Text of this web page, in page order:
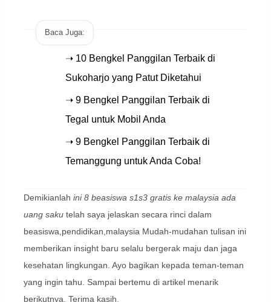
Baca Juga:
➝ 10 Bengkel Panggilan Terbaik di
Sukoharjo yang Patut Diketahui
➝ 9 Bengkel Panggilan Terbaik di
Tegal untuk Mobil Anda
➝ 9 Bengkel Panggilan Terbaik di
Temanggung untuk Anda Coba!
Demikianlah ini 8 beasiswa s1s3 gratis ke malaysia ada
uang sakutelah saya jelaskan secara rinci dalam
beasiswa,pendidikan,malaysia Mudah-mudahan tulisan ini
memberikan insight baru selalu bergerak maju dan jaga
kesehatan lingkungan. Ayo bagikan kepada teman-teman
yang ingin tahu. Sampai bertemu di artikel menarik
berikutnya. Terima kasih.